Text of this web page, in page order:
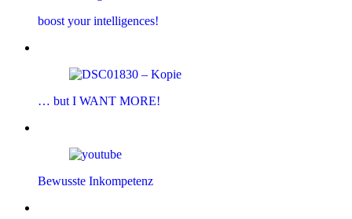
boost your intelligences!
… but I WANT MORE!
Bewusste Inkompetenz